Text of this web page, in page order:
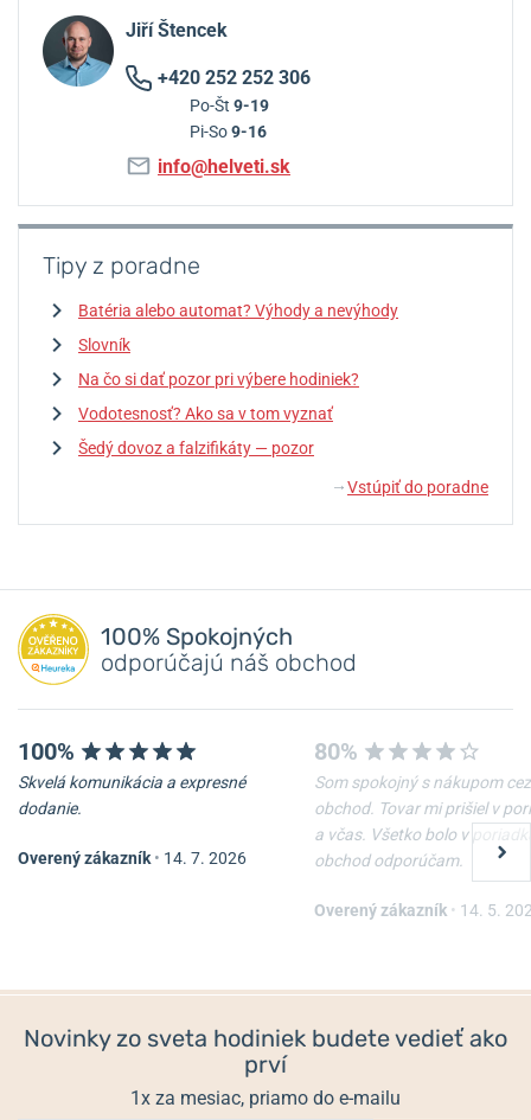
Jiří Štencek
+420 252 252 306
Po-Št 9-19
Pi-So9-16
info@helveti.sk
Tipy z poradne
Batéria alebo automat? Výhody a nevýhody
Slovník
Na čo si dať pozor pri výbere hodiniek?
Vodotesnosť? Ako sa v tom vyznať
Šedý dovoz a falzifikáty — pozor
↓ Vstúpiť do poradne
100% Spokojných
odporúčajú náš obchod
100%
Skvelá komunikácia a expresné
dodanie.
Overený zákazník • 14. 7. 2026
80%
Som spokojný s nákupom cez
obchod. Tovar mi prišiel v
a včas. Všetko bolo v
obchod odporúčam.
Overený zákazník • 14. 5.
Novinky zo sveta hodiniek budete vedieť ako
prví
1x za mesiac, priamo do e-mailu